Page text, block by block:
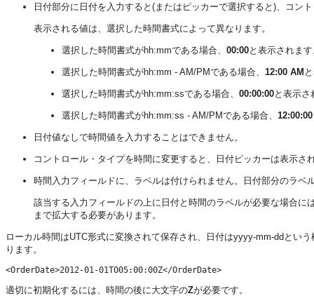
日付部分に日付を入力すると(またはピッカーで選択すると)、コン
表示される値は、選択した時間書式によって異なります。
選択した時間書式がhh:mmである場合、 00:00と表示されま
選択した時間書式がhh:mm - AM/PMである場合、 12:00 AM
選択した時間書式がhh:mm:ssである場合、 00:00:00と表示さ
選択した時間書式がhh:mm:ss - AM/PMである場合、
日付値なしで時間値を入力することはできません。
コントロール・タイプを時間に変更すると、日付ピッカーは表示さ
時間入力フィールドに、ラベルは付けられません。日付部分のラ
該当する入力フィールドの上に日付と時間のラベルが必要な場合
まで拡大する必要があります。
ローカル時間はUTC形式に変換されて保存され、日付はyyyy-mm-ddとい
ります。
<OrderDate>2012-01-01TO05:00:00Z</OrderDate>
適切に初期化するには、時間の後に大文字のZが必要です。